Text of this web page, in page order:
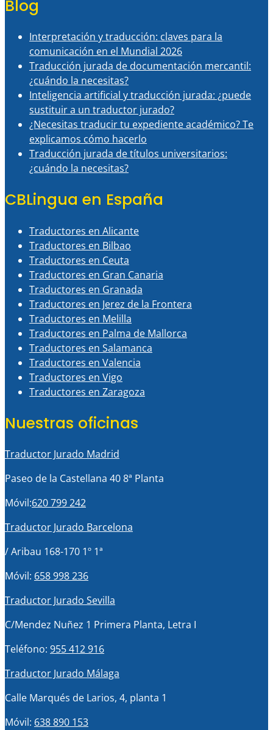
Blog
Interpretación y traducción: claves para la
comunicación en el Mundial 2026
Traducción jurada de documentación mercantil:
¿cuándo la necesitas?
Inteligencia artificial y traducción jurada: ¿puede
sustituir a un traductor jurado?
¿Necesitas traducir tu expediente académico? Te
explicamos cómo hacerlo
Traducción jurada de títulos universitarios:
¿cuándo la necesitas?
CBLingua en España
Traductores en Alicante
Traductores en Bilbao
Traductores en Ceuta
Traductores en Gran Canaria
Traductores en Granada
Traductores en Jerez de la Frontera
Traductores en Melilla
Traductores en Palma de Mallorca
Traductores en Salamanca
Traductores en Valencia
Traductores en Vigo
Traductores en Zaragoza
Nuestras oficinas
Traductor Jurado Madrid
Paseo de la Castellana 40 8ª Planta
Móvil:620 799 242
Traductor Jurado Barcelona
/ Aribau 168-170 1º 1ª
Móvil: 658 998 236
Traductor Jurado Sevilla
C/Mendez Nuñez 1 Primera Planta, Letra I
Teléfono: 955 412 916
Traductor Jurado Málaga
Calle Marqués de Larios, 4, planta 1
Móvil: 638 890 153